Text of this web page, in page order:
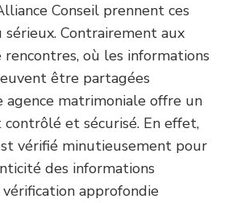
Conseil prennent ces
sérieux. Contrairement aux
où les informations
être partagées
agence matrimoniale offre un
et sécurisé. En effet,
vérifié minutieusement pour
des informations
approfondie